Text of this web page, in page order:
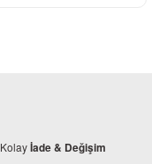
Kolayİade & Değişim